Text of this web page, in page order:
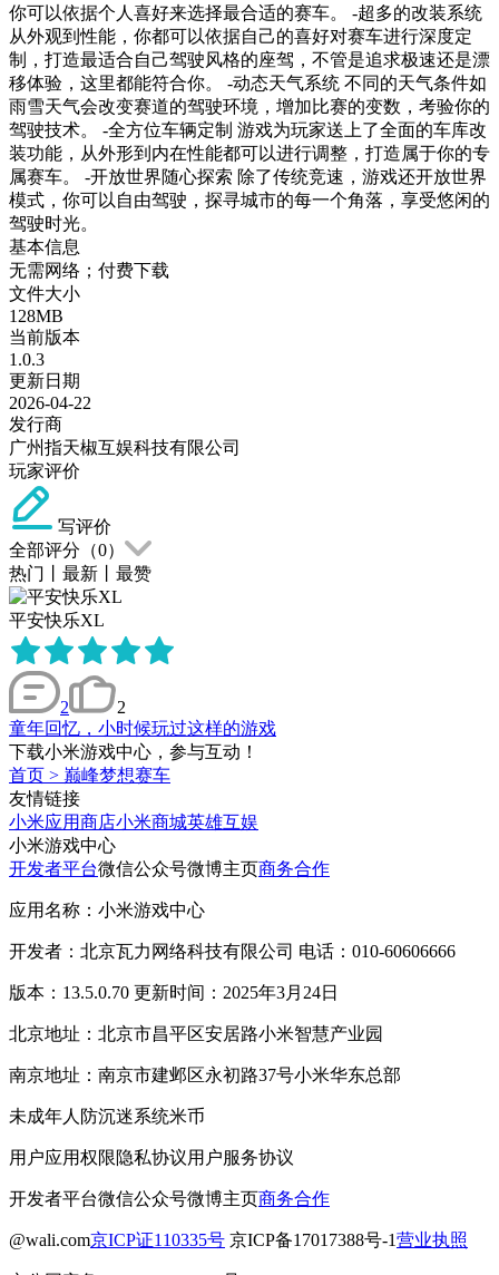
你可以依据个人喜好来选择最合适的赛车。 -超多的改装系统
从外观到性能，你都可以依据自己的喜好对赛车进行深度定
制，打造最适合自己驾驶风格的座驾，不管是追求极速还是漂
移体验，这里都能符合你。 -动态天气系统 不同的天气条件如
雨雪天气会改变赛道的驾驶环境，增加比赛的变数，考验你的
驾驶技术。 -全方位车辆定制 游戏为玩家送上了全面的车库改
装功能，从外形到内在性能都可以进行调整，打造属于你的专
属赛车。 -开放世界随心探索 除了传统竞速，游戏还开放世界
模式，你可以自由驾驶，探寻城市的每一个角落，享受悠闲的
驾驶时光。
基本信息
无需网络；付费下载
文件大小
128MB
当前版本
1.0.3
更新日期
2026-04-22
发行商
广州指天椒互娱科技有限公司
玩家评价
写评价
全部评分（0）
热门
最新 最赞
平安快乐XL
2
2
童年回忆，小时候玩过这样的游戏
下载小米游戏中心，参与互动！
首页 > 巅峰梦想赛车
友情链接
小米应用商店小米商城英雄互娱
小米游戏中心
开发者平台微信公众号微博主页商务合作
应用名称：小米游戏中心
开发者：北京瓦力网络科技有限公司 电话：010-60606666
版本：13.5.0.70 更新时间：2025年3月24日
北京地址：北京市昌平区安居路小米智慧产业园
南京地址：南京市建邺区永初路37号小米华东总部
未成年人防沉迷系统米币
用户应用权限隐私协议用户服务协议
开发者平台微信公众号微博主页商务合作
@wali.com京ICP证110335号 京ICP备17017388号-1营业执照